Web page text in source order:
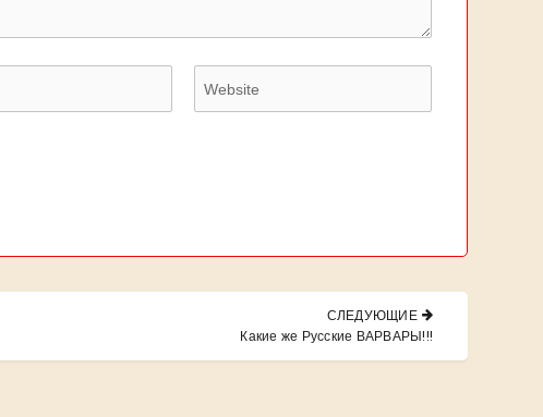
СЛЕДУЮЩИЕ
NEXT
Какие же Русские ВАРВАРЫ!!!